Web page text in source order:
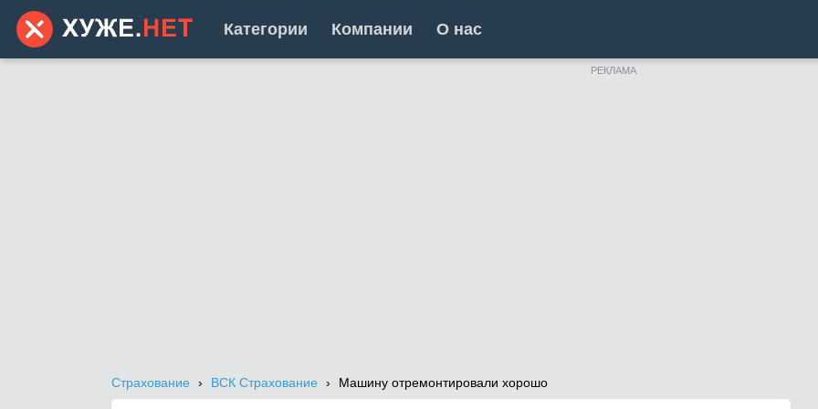
Категории Компании О нас
РЕКЛАМА
Страхование ВСК Страхование Машину отремонтировали хорошо